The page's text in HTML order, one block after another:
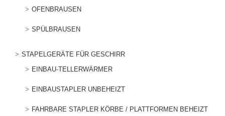
OFENBRAUSEN
SPÜLBRAUSEN
STAPELGERÄTE FÜR GESCHIRR
EINBAU-TELLERWÄRMER
EINBAUSTAPLER UNBEHEIZT
FAHRBARE STAPLER KÖRBE / PLATTFORMEN BEHEIZT